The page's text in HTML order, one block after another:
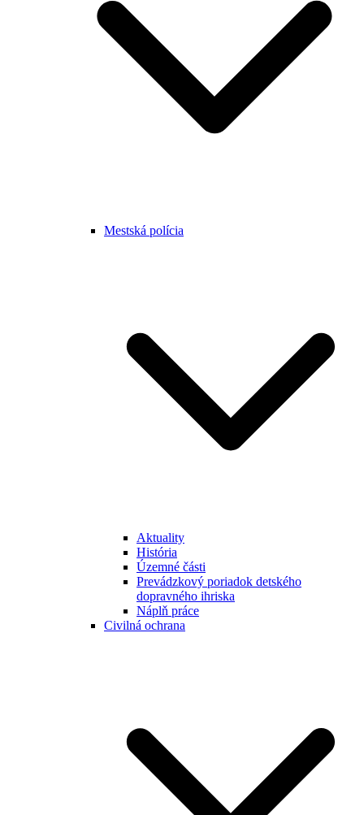
Mestská polícia
Aktuality
História
Územné části
Prevádzkový poriadok detského
dopravného ihriska
Náplň práce
Civilná ochrana